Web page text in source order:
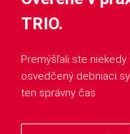
TRIO.
Premýšľali ste
osvedčený debniaci
ten správny čas.